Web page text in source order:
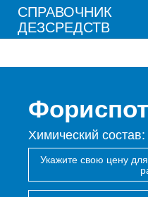
СПРАВОЧНИК
ДЕЗСРЕДСТВ
Фориспот
Химический
Укажите свою цену